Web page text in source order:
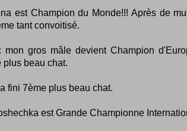
est Champion du Monde!!! Après de
tant convoitisé.
mon gros mâle devient Champion
plus beau chat.
fini 7ème plus beau chat.
est Grande Championne